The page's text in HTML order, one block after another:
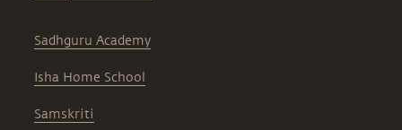
Sadhguru Academy
Isha Home School
Samskriti